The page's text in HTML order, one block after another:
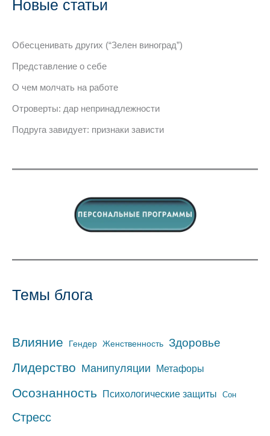
Новые статьи
Обесценивать других (“Зелен виноград”)
Представление о себе
О чем молчать на работе
Отроверты: дар непринадлежности
Подруга завидует: признаки зависти
Темы блога
Влияние Гендер Женственность Здоровье
Лидерство Манипуляции Метафоры
Осознанность Психологические защиты Сон
Стресс